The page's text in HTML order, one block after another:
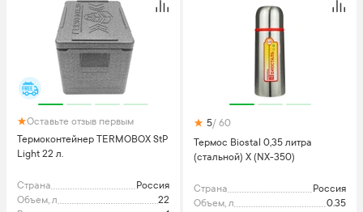
Оставьте отзыв первым
Термоконтейнер TERMOBOX StP
Light 22 л.
Страна
Россия
Объем, л
22
5/ 60
Термос Biostal 0,35 литра
(стальной) X (NX-350)
Страна
Россия
Объем, л
0.35